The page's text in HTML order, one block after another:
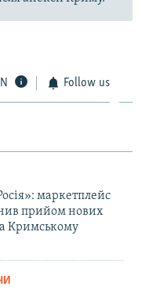
Follow us
маркетплейс
прийом нових
Кримському